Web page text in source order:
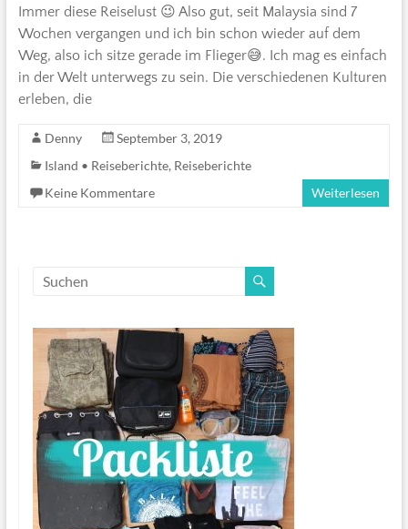
Immer diese Reiselust 😉 Also gut, seit Malaysia sind 7
Wochen vergangen und ich bin schon wieder auf dem
Weg, also ich sitze gerade im Flieger😅. Ich mag es einfach
in der Welt unterwegs zu sein. Die verschiedenen Kulturen
erleben, die
Denny
September 3, 2019
Island • Reiseberichte, Reiseberichte
Keine Kommentare
Weiterlesen